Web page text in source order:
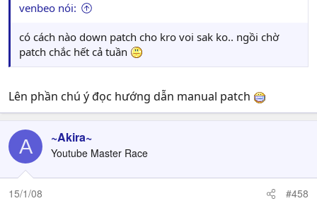
venbeo nói:
có cách nào down patch cho kro voi sak ko.. ngồi chờ
patch chắc hết cả tuần
Lên phần chú ý đọc hướng dẫn manual patch
A ~Akira~
Youtube Master Race
15/1/08 #458